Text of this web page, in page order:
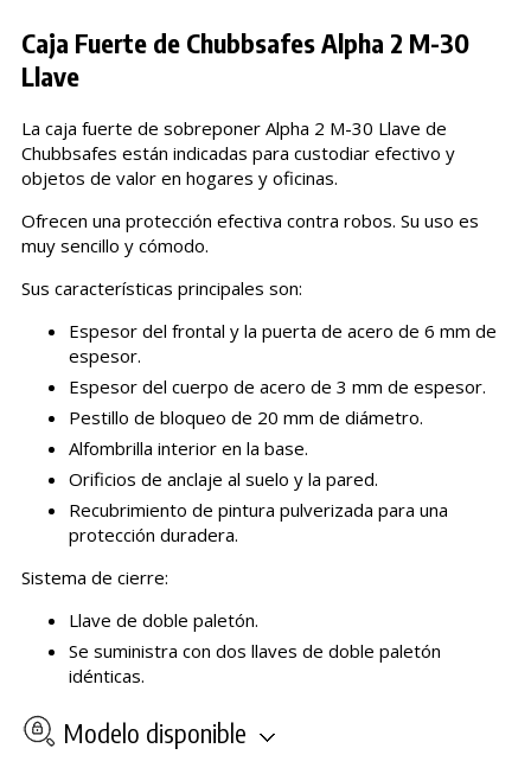
Caja Fuerte de Chubbsafes Alpha 2 M-30
Llave
La caja fuerte de sobreponer Alpha 2 M-30 Llave de
Chubbsafes están indicadas para custodiar efectivo y
objetos de valor en hogares y oficinas.
Ofrecen una protección efectiva contra robos. Su uso es
muy sencillo y cómodo.
Sus características principales son:
Espesor del frontal y la puerta de acero de 6 mm de
espesor.
Espesor del cuerpo de acero de 3 mm de espesor.
Pestillo de bloqueo de 20 mm de diámetro.
Alfombrilla interior en la base.
Orificios de anclaje al suelo y la pared.
Recubrimiento de pintura pulverizada para una
protección duradera.
Sistema de cierre:
Llave de doble paletón.
Se suministra con dos llaves de doble paletón
idénticas.
Modelo disponible